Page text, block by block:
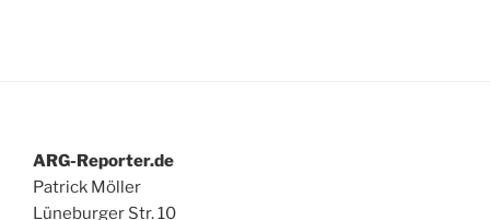
ARG-Reporter.de
Patrick Möller
Lüneburger Str. 10